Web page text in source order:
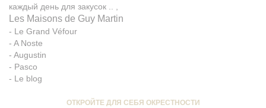
каждый день для закусок .. ,
Les Maisons de Guy Martin
- Le Grand Véfour
- A Noste
- Augustin
- Pasco
- Le blog
ОТКРОЙТЕ ДЛЯ СЕБЯ ОКРЕСТНОСТИ